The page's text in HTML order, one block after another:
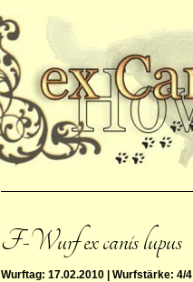
F-Wurf ex canis lupus
Wurftag: 17.02.2010 | Wurfstärke: 4/4